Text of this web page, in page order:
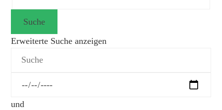
Suche
Erweiterte Suche anzeigen
und